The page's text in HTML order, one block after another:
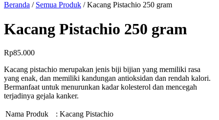
Beranda / Semua Produk / Kacang Pistachio 250 gram
Kacang Pistachio 250 gram
Rp85.000
Kacang pistachio merupakan jenis biji bijian yang memiliki rasa
yang enak, dan memiliki kandungan antioksidan dan rendah kalori.
Bermanfaat untuk menurunkan kadar kolesterol dan mencegah
terjadinya gejala kanker.
Nama Produk
: Kacang Pistachio